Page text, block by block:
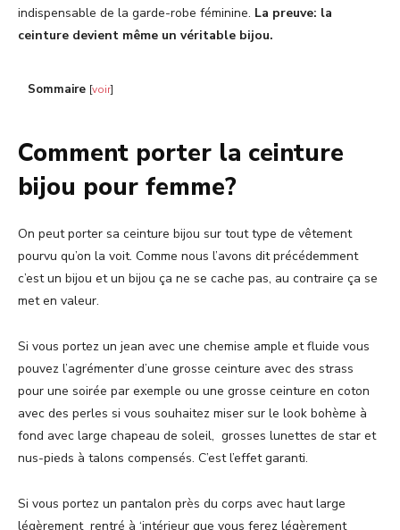
indispensable de la garde-robe féminine. La preuve: la
ceinture devient même un véritable bijou.
Sommaire [voir]
Comment porter la ceinture
bijou pour femme?
On peut porter sa ceinture bijou sur tout type de vêtement
pourvu qu’on la voit. Comme nous l’avons dit précédemment
c’est un bijou et un bijou ça ne se cache pas, au contraire ça se
met en valeur.
Si vous portez un jean avec une chemise ample et fluide vous
pouvez l’agrémenter d’une grosse ceinture avec des strass
pour une soirée par exemple ou une grosse ceinture en coton
avec des perles si vous souhaitez miser sur le look bohème à
fond avec large chapeau de soleil, grosses lunettes de star et
nus-pieds à talons compensés. C’est l’effet garanti.
Si vous portez un pantalon près du corps avec haut large
légèrement rentré à ‘intérieur que vous ferez légèrement